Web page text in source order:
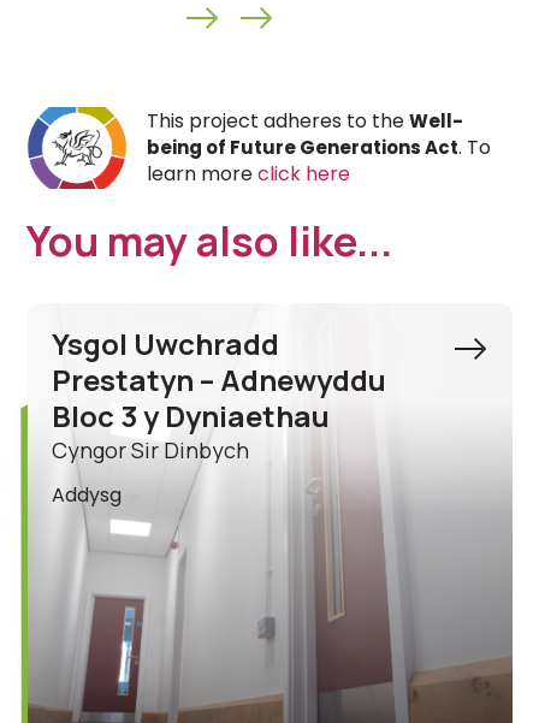
This project adheres to theWell-
being of Future Generations Act. To
learn moreclick here
You may also like...
Ysgol Acrefair Adnewyddu
Adeilad Ategol
Cyngor Bwrdeistref Sirol Wrecsam
Addysg